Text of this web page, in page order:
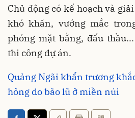
Chủ động có kế hoạch và
khó khăn, vướng mắc
phóng mặt bằng, đấu
thi công dự án.
Quảng Ngãi khẩn trương
hỏng do bão lũ ở miền núi